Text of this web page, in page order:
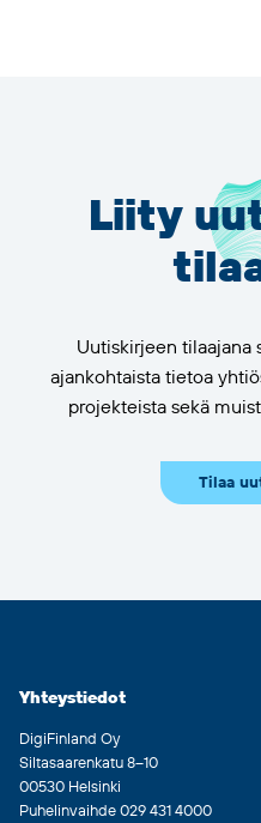
Liity
Uutiskirjeen tilaajana
ajankohtaista tietoa
projekteista sekä
Tilaa
Yhteystiedot
DigiFinland Oy
Siltasaarenkatu 8–10
00530 Helsinki
Puhelinvaihde 029 431 4000